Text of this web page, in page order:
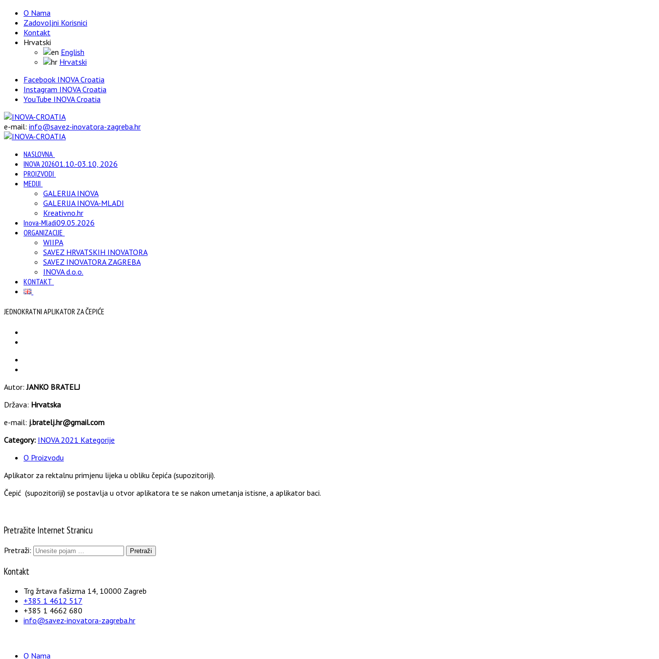
O Nama
Zadovoljni Korisnici
Kontakt
Hrvatski
English
Hrvatski
Facebook INOVA Croatia
Instagram INOVA Croatia
YouTube INOVA Croatia
e-mail: info@savez-inovatora-zagreba.hr
NASLOVNA
INOVA 202601.10.-03.10, 2026
PROIZVODI
MEDIJI
GALERIJA INOVA
GALERIJA INOVA-MLADI
Kreativno.hr
Inova-Mladi09.05.2026
ORGANIZACIJE
WIIPA
SAVEZ HRVATSKIH INOVATORA
SAVEZ INOVATORA ZAGREBA
INOVA d.o.o.
KONTAKT
JEDNOKRATNI APLIKATOR ZA ČEPIĆE
Autor:JANKO BRATELJ
Država: Hrvatska
e-mail: j.bratelj.hr@gmail.com
Category: INOVA 2021 Kategorije
O Proizvodu
Aplikator za rektalnu primjenu lijeka u obliku čepića (supozitoriji).
Čepić (supozitoriji) se postavlja u otvor aplikatora te se nakon umetanja istisne, a aplikator baci.
Pretražite Internet Stranicu
Pretraži:
Kontakt
Trg žrtava fašizma 14, 10000 Zagreb
+385 1 4612 517
+385 1 4662 680
info@savez-inovatora-zagreba.hr
O Nama